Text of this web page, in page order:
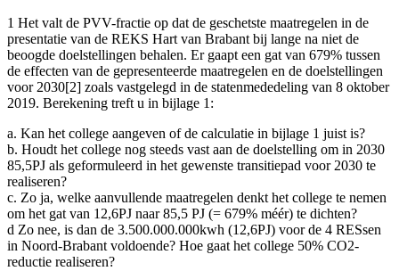
1 Het valt de PVV-fractie op dat de geschetste maatregelen in de
presentatie van de REKS Hart van Brabant bij lange na niet de
beoogde doelstellingen behalen. Er gaapt een gat van 679% tussen
de effecten van de gepresenteerde maatregelen en de doelstellingen
voor 2030[2] zoals vastgelegd in de statenmededeling van 8 oktober
2019. Berekening treft u in bijlage 1:
a. Kan het college aangeven of de calculatie in bijlage 1 juist is?
b. Houdt het college nog steeds vast aan de doelstelling om in 2030
85,5PJ als geformuleerd in het gewenste transitiepad voor 2030 te
realiseren?
c. Zo ja, welke aanvullende maatregelen denkt het college te nemen
om het gat van 12,6PJ naar 85,5 PJ (= 679% méér) te dichten?
d Zo nee, is dan de 3.500.000.000kwh (12,6PJ) voor de 4 RESsen
in Noord-Brabant voldoende? Hoe gaat het college 50% CO2-
reductie realiseren?